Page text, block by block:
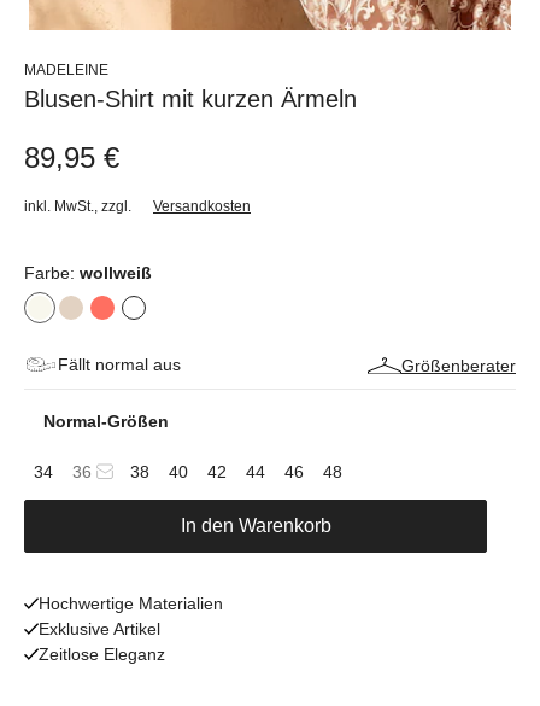
MADELEINE
Blusen-Shirt mit kurzen Ärmeln
89,95 €
inkl. MwSt. zzgl. Versandkosten
Farbe: wollweiß
Fällt normal aus Größenberater
Normal-Größen
34 36 38 40 42 44 46 48
In den Warenkorb
Hochwertige Materialien
Exklusive Artikel
Zeitlose Eleganz